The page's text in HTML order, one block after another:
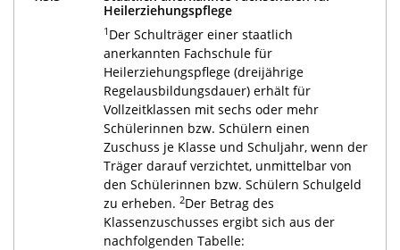
Heilerziehungspflege
1 Der Schulträger einer staatlich
anerkannten Fachschule für
Heilerziehungspflege (dreijährige
Regelausbildungsdauer) erhält für
Vollzeitklassen mit sechs oder mehr
Schülerinnen bzw. Schülern einen
Zuschuss je Klasse und Schuljahr, wenn der
Träger darauf verzichtet, unmittelbar von
den Schülerinnen bzw. Schülern Schulgeld
zu erheben. 2Der Betrag des
Klassenzuschusses ergibt sich aus der
nachfolgenden Tabelle: